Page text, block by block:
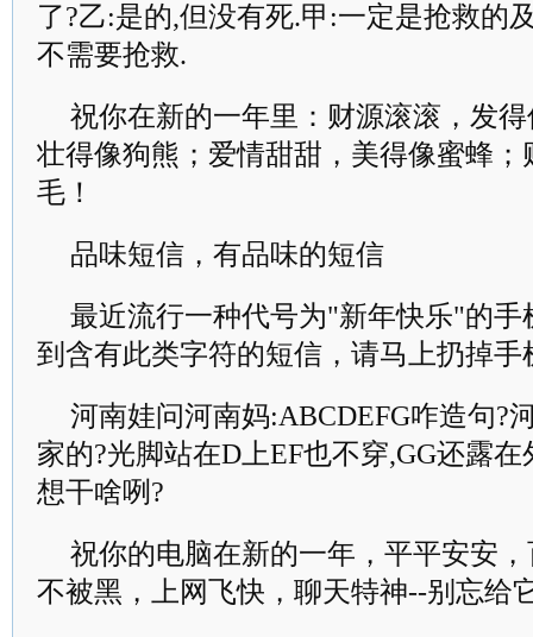
了?乙:是的,但没有死.甲:一定是抢救的
不需要抢救.
祝你在新的一年里：财源滚滚，发
壮得像狗熊；爱情甜甜，美得像蜜蜂
毛！
品味短信，有品味的短信
最近流行一种代号为"新年快乐"的
到含有此类字符的短信，请马上扔掉手
河南娃问河南妈:ABCDEFG咋造句?
家的?光脚站在D上EF也不穿,GG还露
想干啥咧?
祝你的电脑在新的一年，平平安安
不被黑，上网飞快，聊天特神--别忘给